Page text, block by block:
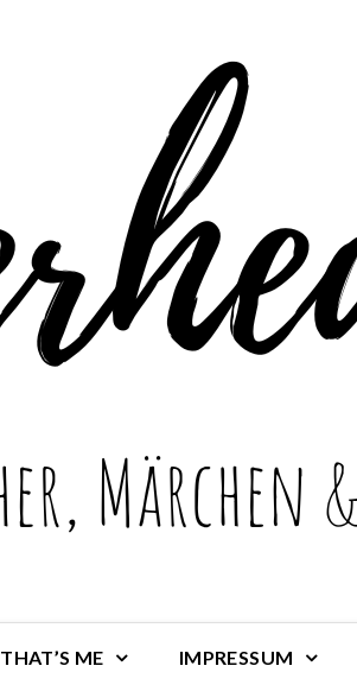
THAT’S ME IMPRESSUM